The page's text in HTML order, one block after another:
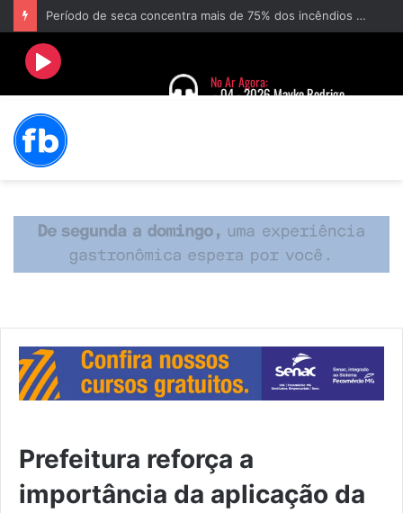
Período de seca concentra mais de 75% dos incêndios às margens da BR-040 e reforça alerta para prevenção
Prefeitura reforça a
importância da aplicação da